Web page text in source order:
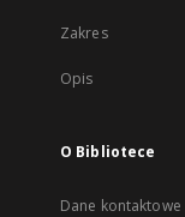
Zakres
Opis
O Bibliotece
Dane kontaktowe